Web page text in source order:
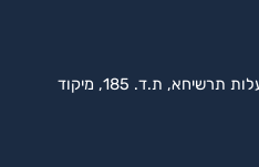
כתובת: שד' הרצוג, א.ת. קורן, מעלות תרשיחא, ת.ד. 185, מיקוד